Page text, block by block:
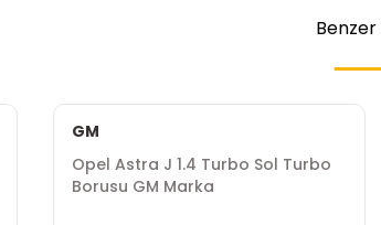
Benzer
GM
Opel Astra J 1.4 Turbo Sol Turbo
Borusu GM Marka